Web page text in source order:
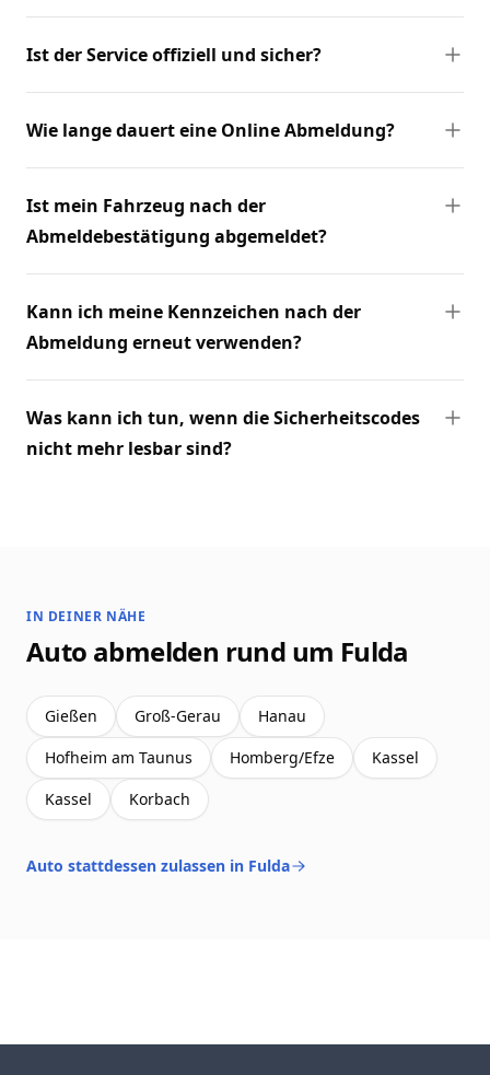
Ist der Service offiziell und sicher?
Wie lange dauert eine Online Abmeldung?
Ist mein Fahrzeug nach der
Abmeldebestätigung abgemeldet?
Kann ich meine Kennzeichen nach der
Abmeldung erneut verwenden?
Was kann ich tun, wenn die Sicherheitscodes
nicht mehr lesbar sind?
IN DEINER NÄHE
Auto abmelden rund um Fulda
Gießen Groß-Gerau
Hanau
Hofheim am Taunus
Homberg/Efze
Kassel
Kassel
Korbach
Auto stattdessen zulassen in Fulda